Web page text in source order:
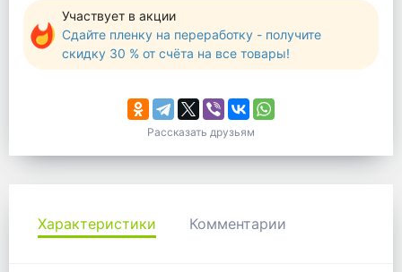
Участвует в акции
Сдайте пленку на переработку - получите
скидку 30 % от счёта на все товары!
Рассказать друзьям
Характеристики Комментарии